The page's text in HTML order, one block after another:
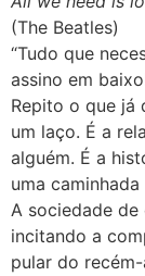
(The Beatles)
“Tudo que
assino em
Repito o que já
um laço. É a
alguém. É a
uma
A sociedade de
incitando a
pular do